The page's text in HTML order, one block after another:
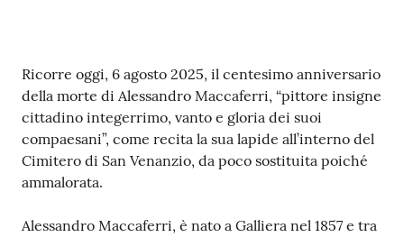
Contenuto
Ricorre oggi, 6 agosto 2025, il centesimo anniversario
della morte di Alessandro Maccaferri, “pittore insigne
cittadino integerrimo, vanto e gloria dei suoi
compaesani”, come recita la sua lapide all’interno del
Cimitero di San Venanzio, da poco sostituita poiché
ammalorata.
Alessandro Maccaferri, è nato a Galliera nel 1857 e tra